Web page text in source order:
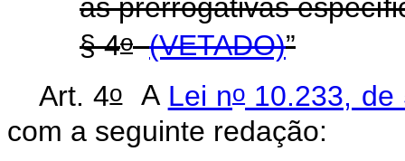
as prerrogativas
§ 4o (VETADO)”
Art. 4o A Lei no 10.233,
com a seguinte redação: